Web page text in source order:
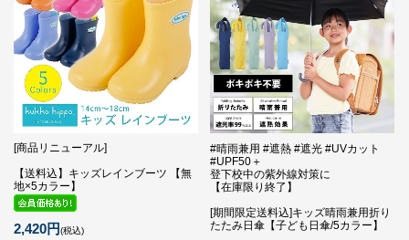
[商品リニューアル]
【送料込】キッズレインブーツ 【無
地×5カラー】
2,420円(税込)
#晴雨兼用 #遮熱 #遮光 #UVカット
#UPF50＋
登下校中の紫外線対策に
【在庫限り終了】
[期間限定送料込]キッズ晴雨兼用折り
たたみ日傘【子ども日傘/5カラー】